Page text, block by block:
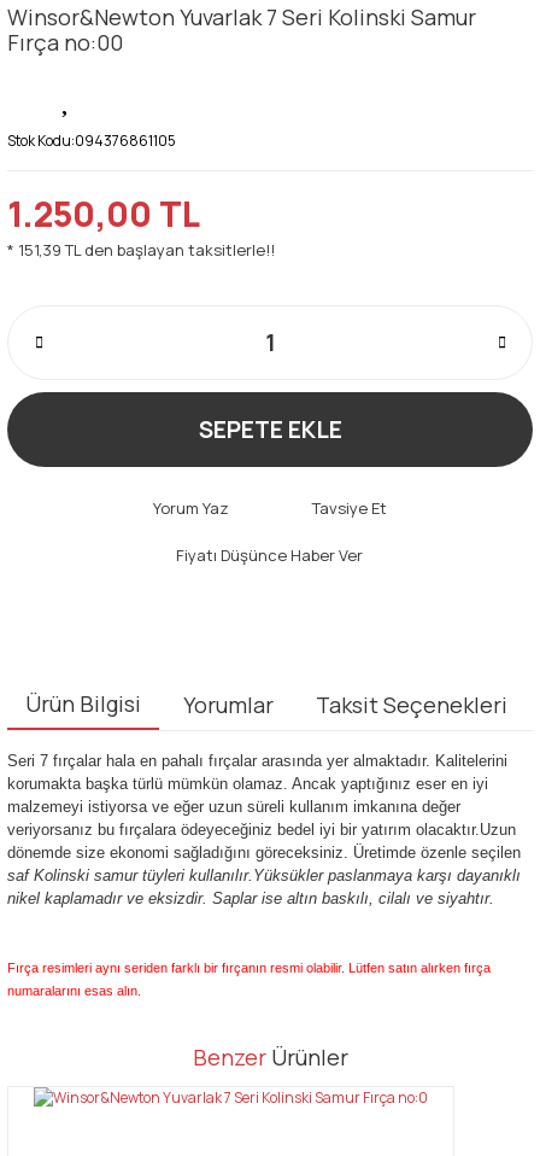
Winsor&Newton Yuvarlak 7 Seri Kolinski Samur
Fırça no:00
Stok Kodu:094376861105
1.250,00 TL
* 151,39 TL den başlayan taksitlerle!!
SEPETE EKLE
Yorum Yaz Tavsiye Et
Fiyatı Düşünce Haber Ver
Ürün Bilgisi Yorumlar Taksit Seçenekleri
Seri 7 fırçalar hala en pahalı fırçalar arasında yer almaktadır. Kalitelerini
korumakta başka türlü mümkün olamaz. Ancak yaptığınız eser en iyi
malzemeyi istiyorsa ve eğer uzun süreli kullanım imkanına değer
veriyorsanız bu fırçalara ödeyeceğiniz bedel iyi bir yatırım olacaktır.Uzun
dönemde size ekonomi sağladığını göreceksiniz. Üretimde özenle seçilen
saf Kolinski samur tüyleri kullanılır.Yüksükler paslanmaya karşı dayanıklı
nikel kaplamadır ve eksizdir. Saplar ise altın baskılı, cilalı ve siyahtır.
Fırça resimleri aynı seriden farklı bir fırçanın resmi olabilir. Lütfen satın alırken fırça
numaralarını esas alın.
Bu ürüne ilk yorumu siz yapın!
Bu ürünün fiyat bilgisi, resim, ürün açıklamalarında ve diğer
tarafımıza iletebilirsiniz.
Benzer Ürünler